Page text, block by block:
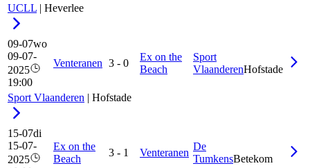
UCLL Heverlee
09-07wo
09-07-
2025
19:00
Venteranen 3 - 0
Ex on the
Beach
Sport
VlaanderenHofstade
Sport Vlaanderen Hofstade
15-07di
15-07-
2025
Ex on the
Beach
3 - 1 Venteranen
De
TumkensBetekom